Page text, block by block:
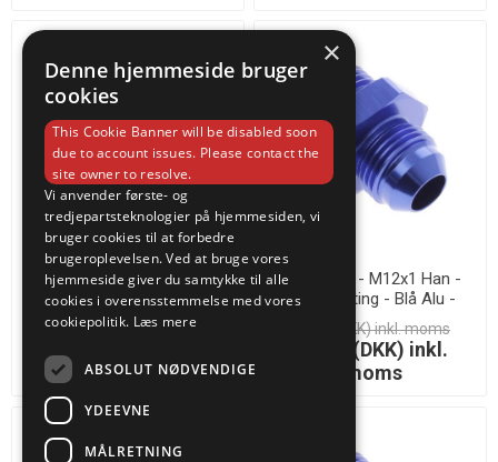
AN10 Han - M24x1,50 Han -
Nippel Fitting - Blå Alu -
LAGERSALG
50,00 (DKK) inkl. moms
moms
AN10 Han - M12x1 Han -
Nippel Fitting - Blå Alu -
LAGERSALG
50,00 (DKK) inkl. moms
12,50 (DKK) inkl.
moms
×
Denne hjemmeside bruger
cookies
This Cookie Banner will be disabled soon
due to account issues. Please contact the
site owner to resolve.
Vi anvender første- og
tredjepartsteknologier på hjemmesiden, vi
bruger cookies til at forbedre
brugeroplevelsen. Ved at bruge vores
hjemmeside giver du samtykke til alle
cookies i overensstemmelse med vores
cookiepolitik. Læs mere
ABSOLUT NØDVENDIGE
YDEEVNE
MÅLRETNING